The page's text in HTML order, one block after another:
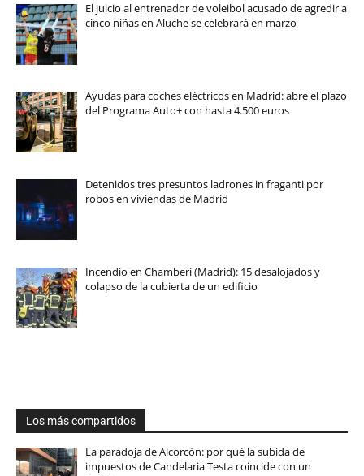
El juicio al entrenador de voleibol acusado de agredir a
cinco niñas en Aluche se celebrará en marzo
Ayudas para coches eléctricos en Madrid: abre el plazo
del Programa Auto+ con hasta 4.500 euros
Detenidos tres presuntos ladrones in fraganti por
robos en viviendas de Madrid
Incendio en Chamberí (Madrid): 15 desalojados y
colapso de la cubierta de un edificio
Los más compartidos
La paradoja de Alcorcón: por qué la subida de
impuestos de Candelaria Testa coincide con un